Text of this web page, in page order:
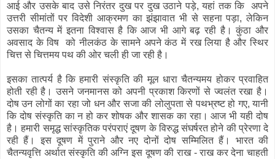
आई और उसके बाद उसे निरंतर दुख पर दुख उठाने पड़े, यहां तक कि अपने
उत्तरी सीमांतों पर विदेशी आक्रमण का झंझावात भी से सहना पड़ा, लेकिन
उसका चैतन्य में इतना विश्वास है कि आज भी आगे बढ़ रही है। कुंठा और
अवसाद के विष को नीलकंठ के सामने अपने कंठ में रख लिया है और स्थिर
चित्त से चित्तमय पथ की ओर चली ही जा रही है।
इसका तात्पर्य है कि हमारी संस्कृति की मूल धारा चैतन्यमय होकर प्रवाहित
होती रही है। उसने जनमानस को अपनी प्रकाश किरणों से ज्वलंत रखा है।
दोष उन लोगों का रहा जो धन और सजा की लोलुपता से पथभ्रष्ट हो गए, यानी
कि दोष संस्कृति का न हो कर शोषक और शासक का रहा। आज भी यही दोष
है। हमारी समृद्ध सांस्कृतिक परंपराएं दूषण के विरुद्ध संघर्षरत होने की प्रेरणा दे
रही हैं। इस दूषण में पुराने और नए दोनों दोष सम्मिलित हैं। भारत की
चैतन्यवृत्ति अर्थात संस्कृति की अग्नि इस दूषण की राख - राख कर देना चाहती